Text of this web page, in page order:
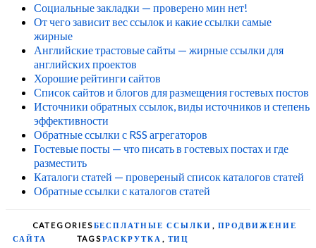
Социальные закладки — проверено мин нет!
От чего зависит вес ссылок и какие ссылки самые
жирные
Английские трастовые сайты — жирные ссылки для
английских проектов
Хорошие рейтинги сайтов
Список сайтов и блогов для размещения гостевых постов
Источники обратных ссылок, виды источников и степень
эффективности
Обратные ссылки с RSS агрегаторов
Гостевые посты — что писать в гостевых постах и где
разместить
Каталоги статей — провереный список каталогов статей
Обратные ссылки с каталогов статей
CATEGORIESБЕСПЛАТНЫЕ ССЫЛКИ , ПРОДВИЖЕНИЕ
САЙТА
TAGSРАСКРУТКА , ТИЦ